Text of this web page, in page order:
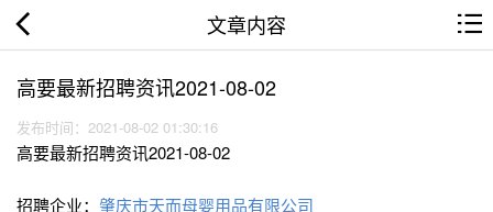
文章内容
高要最新招聘资讯2021-08-02
发布时间：2021-08-02 01:30:16
高要最新招聘资讯2021-08-02
招聘企业： 肇庆市天而母婴用品有限公司